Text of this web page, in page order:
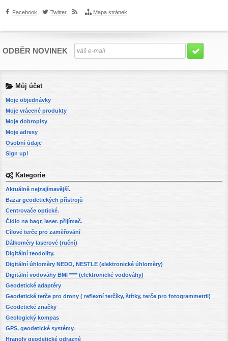
Facebook Twitter Mapa stránek
ODBĚR NOVINEK
Můj účet
Moje objednávky
Moje vrácené produkty
Moje dobropisy
Moje adresy
Osobní údaje
Sign up!
Kategorie
Aktuálně nejzajímavější.
Bazar geodetických přístrojů
Centrovače optické.
Čidlo na bagr, laser. přijímač.
Cílové terče pro zaměřování
Dálkoměry laserové (ruční)
Digitální teodolity.
Digitální úhloměry NEDO, NESTLE (elektronické úhloměry)
Digitální vodováhy BMI **** (elektronické vodováhy)
Geodetické adaptéry
Geodetické terče pro drony ( reflexní terčíky, štítky, terče pro fotogrammetrii)
Geodetické značky
Geologický kompas
GPS, geodetické systémy.
Hranoly geodetické odrazné